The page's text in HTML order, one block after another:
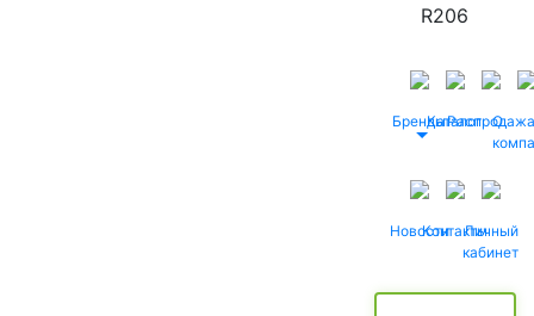
R206
БрендыКаталог
Распродажа
О
НовостиКонтактыЛичный
кабинет